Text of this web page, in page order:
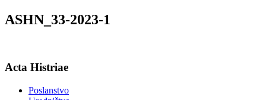
ASHN_33-2023-1
Acta Histriae
Poslanstvo